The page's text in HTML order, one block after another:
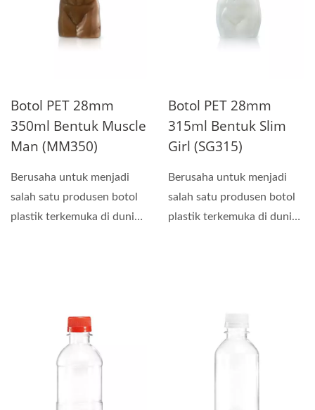
Botol PET 28mm
350ml Bentuk Muscle
Man (MM350)
Berusaha untuk menjadi
salah satu produsen botol
plastik terkemuka di dunia,
Botol PET 28mm
315ml Bentuk Slim
Girl (SG315)
Berusaha untuk menjadi
salah satu produsen botol
plastik terkemuka di dunia,